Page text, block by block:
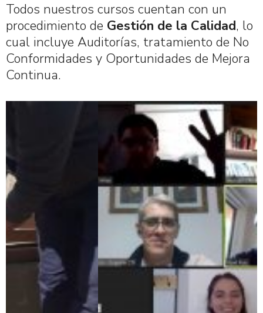
Todos nuestros cursos cuentan con un
procedimiento de Gestión de la Calidad, lo
cual incluye Auditorías, tratamiento de No
Conformidades y Oportunidades de Mejora
Continua.